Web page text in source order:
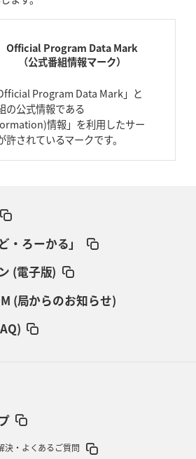
Official Program Data Mark
（公式番組情報マーク）
Program Data Mark」と
の公式情報である
情報」を利用したサー
許されているマークです。
・ろーかる」
(電子版)
(局からのお知らせ)
決・よくあるご質問